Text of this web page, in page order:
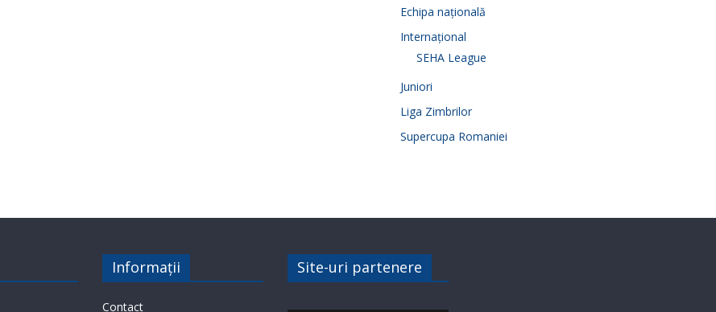
Echipa națională
Internațional
SEHA League
Juniori
Liga Zimbrilor
Supercupa Romaniei
Informații
Contact
Site-uri partenere